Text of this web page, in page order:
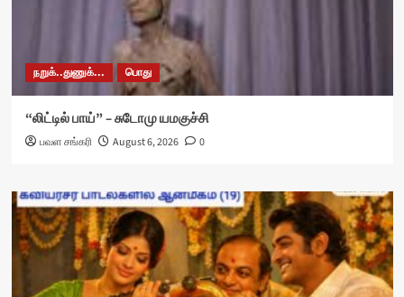
நறுக்..துணுக்... பொது
“லிட்டில் பாய்” – சுடோமு யமகுச்சி
பவள சங்கரி August 6, 2026 0